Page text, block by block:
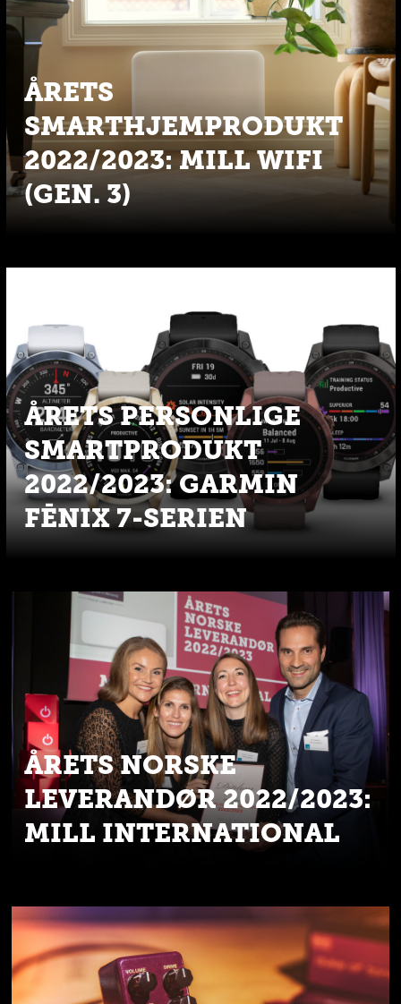
ÅRETS
SMARTHJEMPRODUKT
2022/2023: MILL WIFI
(GEN. 3)
ÅRETS PERSONLIGE
SMARTPRODUKT
2022/2023: GARMIN
FĒNIX 7-SERIEN
ÅRETS NORSKE
LEVERANDØR 2022/2023:
MILL INTERNATIONAL